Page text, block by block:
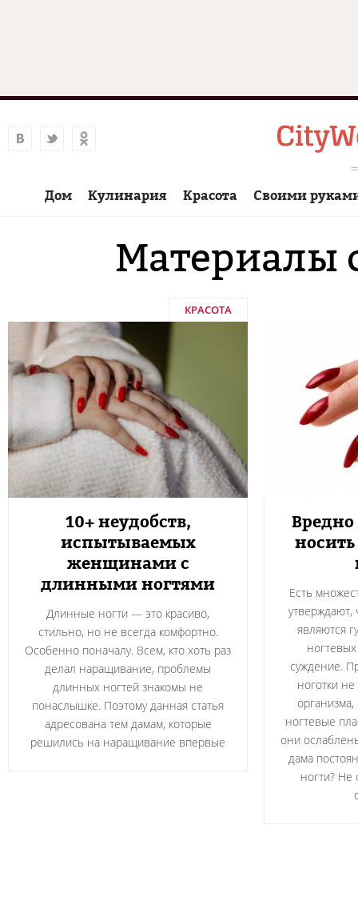
Дом Кулинария Красота Своими
Материалы
КРАСОТА
10+ неудобств,
испытываемых
женщинами с
длинными ногтями
Длинные ногти — это красиво,
стильно, но не всегда комфортно.
Особенно поначалу. Всем, кто хоть раз
делал наращивание, проблемы
длинных ногтей знакомы не
понаслышке. Поэтому данная статья
адресована тем дамам, которые
решились на наращивание впервые
Есть
являются
суждение.
ноготки
ногтевые
они
дама
ногти? Не
Страницы